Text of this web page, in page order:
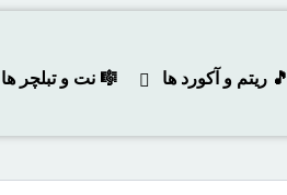
🎵 ریتم و آکورد ها 🎼 نت و تبلچر ها